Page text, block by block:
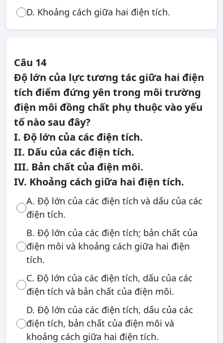
D. Khoảng cách giữa hai điện tích.
Câu 14
Độ lớn của lực tương tác giữa hai điện
tích điểm đứng yên trong môi trường
điện môi đồng chất phụ thuộc vào yếu
tố nào sau đây?
I. Độ lớn của các điện tích.
II. Dấu của các điện tích.
III. Bản chất của điện môi.
IV. Khoảng cách giữa hai điện tích.
A. Độ lớn của các điện tích và dấu của các
điện tích.
B. Độ lớn của các điện tích; bản chất của
điện môi và khoảng cách giữa hai điện
tích.
C. Độ lớn của các điện tích, dấu của các
điện tích và bản chất của điện môi.
D. Độ lớn của các điện tích, dấu của các
điện tích, bản chất của điện môi và
khoảng cách giữa hai điện tích.